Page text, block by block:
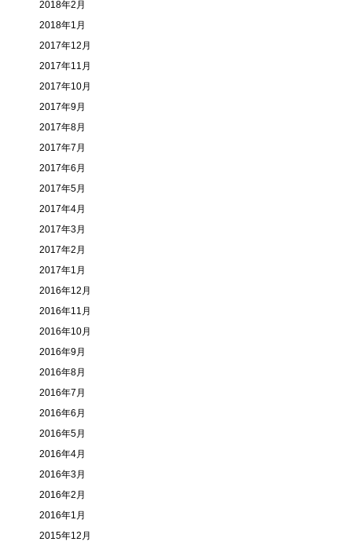
2018年2月
2018年1月
2017年12月
2017年11月
2017年10月
2017年9月
2017年8月
2017年7月
2017年6月
2017年5月
2017年4月
2017年3月
2017年2月
2017年1月
2016年12月
2016年11月
2016年10月
2016年9月
2016年8月
2016年7月
2016年6月
2016年5月
2016年4月
2016年3月
2016年2月
2016年1月
2015年12月